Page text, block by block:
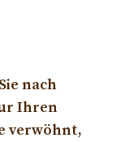
nach
Ihren
verwöhnt,